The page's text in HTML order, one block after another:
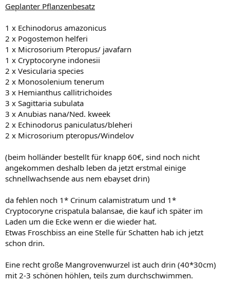
Geplanter Pflanzenbesatz
1 x Echinodorus amazonicus
2 x Pogostemon helferi
1 x Microsorium Pteropus/ javafarn
1 x Cryptocoryne indonesii
2 x Vesicularia species
2 x Monosolenium tenerum
3 x Hemianthus callitrichoides
3 x Sagittaria subulata
3 x Anubias nana/Ned. kweek
2 x Echinodorus paniculatus/bleheri
2 x Microsorium pteropus/Windelov
(beim holländer bestellt für knapp 60€, sind noch nicht
angekommen deshalb leben da jetzt erstmal einige
schnellwachsende aus nem ebayset drin)
da fehlen noch 1* Crinum calamistratum und 1*
Cryptocoryne crispatula balansae, die kauf ich später im
Laden um die Ecke wenn er die wieder hat.
Etwas Froschbiss an eine Stelle für Schatten hab ich jetzt
schon drin.
Eine recht große Mangrovenwurzel ist auch drin (40*30cm)
mit 2-3 schönen höhlen, teils zum durchschwimmen.